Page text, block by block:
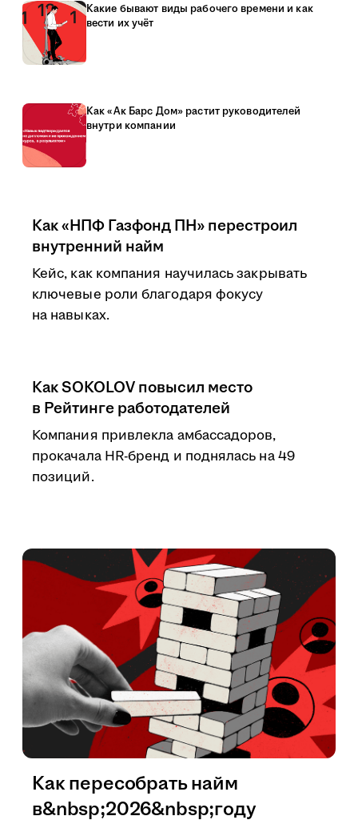
Какие бывают виды рабочего времени и как
вести их учёт
Как «Ак Барс Дом» растит руководителей
внутри компании
Как «НПФ Газфонд ПН» перестроил
внутренний найм
Кейс, как компания научилась закрывать
ключевые роли благодаря фокусу
на навыках.
Как SOKOLOV повысил место
в Рейтинге работодателей
Компания привлекла амбассадоров,
прокачала HR-бренд и поднялась на 49
позиций.
Как пересобрать найм
в&nbsp;2026&nbsp;году